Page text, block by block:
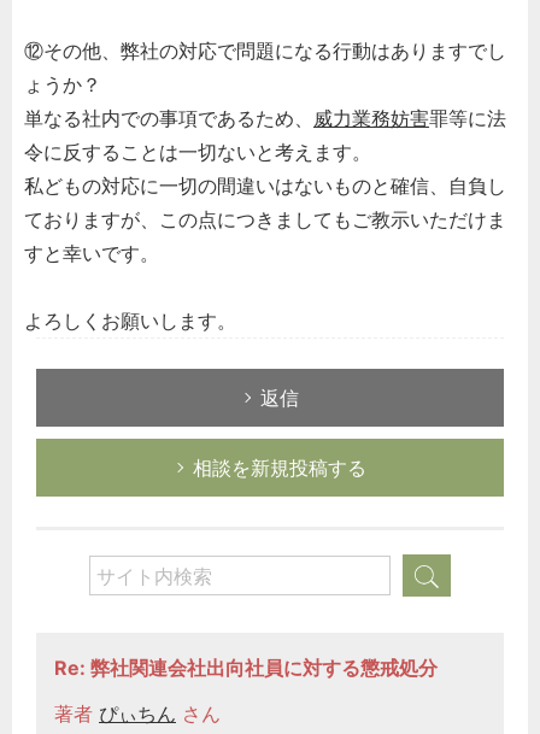
⑫その他、弊社の対応で問題になる行動はありますでし
ょうか？
単なる社内での事項であるため、 威力業務妨害罪等に法
令に反することは一切ないと考えます。
私どもの対応に一切の間違いはないものと確信、自負し
ておりますが、この点につきましてもご教示いただけま
すと幸いです。
よろしくお願いします。
返信
相談を新規投稿する
Re: 弊社関連会社出向社員に対する懲戒処分
著者 ぴぃちん さん